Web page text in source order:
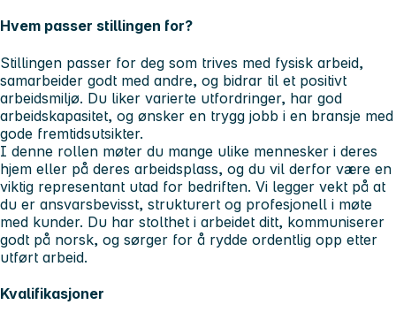
Hvem passer stillingen for?
Stillingen passer for deg som trives med fysisk arbeid,
samarbeider godt med andre, og bidrar til et positivt
arbeidsmiljø. Du liker varierte utfordringer, har god
arbeidskapasitet, og ønsker en trygg jobb i en bransje med
gode fremtidsutsikter.
I denne rollen møter du mange ulike mennesker i deres
hjem eller på deres arbeidsplass, og du vil derfor være en
viktig representant utad for bedriften. Vi legger vekt på at
du er ansvarsbevisst, strukturert og profesjonell i møte
med kunder. Du har stolthet i arbeidet ditt, kommuniserer
godt på norsk, og sørger for å rydde ordentlig opp etter
utført arbeid.
Kvalifikasjoner